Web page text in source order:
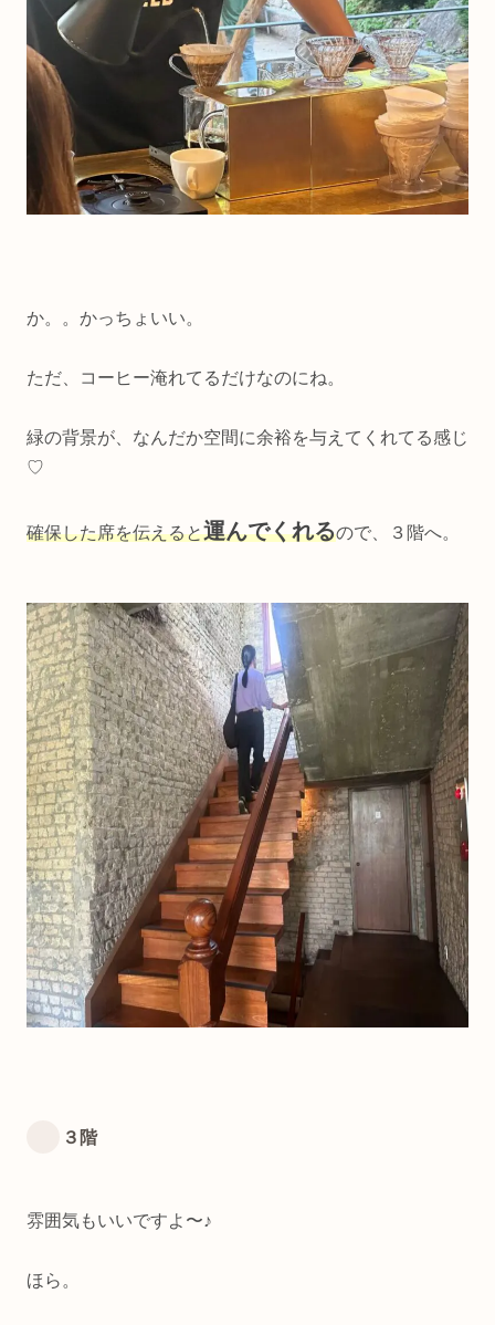
か。。かっちょいい。
ただ、コーヒー淹れてるだけなのにね。
緑の背景が、なんだか空間に余裕を与えてくれてる感じ
♡
確保した席を伝えると運んでくれるので、３階へ。
３階
雰囲気もいいですよ〜♪
ほら。